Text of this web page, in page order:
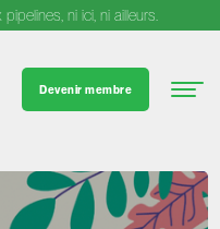
ni ici, ni ailleurs.
Devenir membre